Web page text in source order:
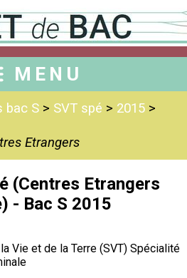
MENU
bac S> SVT spé > 2015>
Etrangers
(Centres Etrangers
- Bac S 2015
Vie et de la Terre (SVT) Spécialité